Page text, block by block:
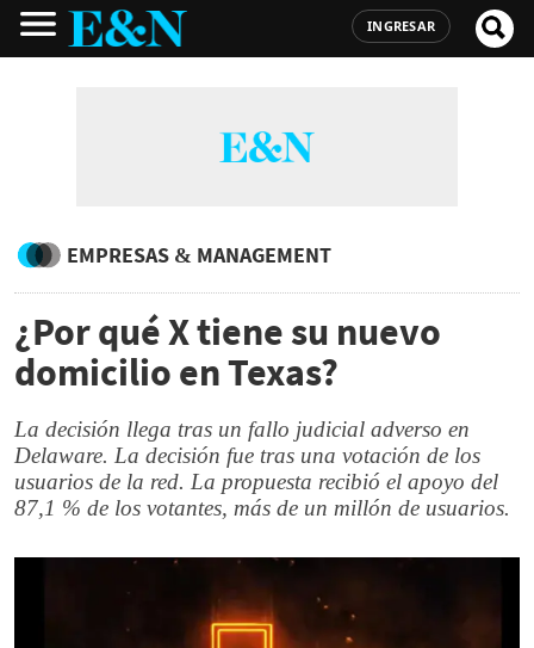
INGRESAR
EMPRESAS & MANAGEMENT
¿Por qué X tiene su nuevo
domicilio en Texas?
La decisión llega tras un fallo judicial adverso en
Delaware. La decisión fue tras una votación de los
usuarios de la red. La propuesta recibió el apoyo del
87,1 % de los votantes, más de un millón de usuarios.